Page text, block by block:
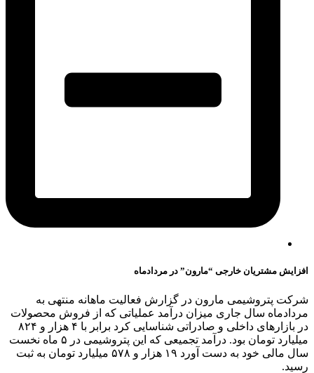
افزایش مشتریان خارجی “مارون” در مردادماه
شرکت پتروشیمی مارون در گزارش فعالیت ماهانه منتهی به
مردادماه سال جاری میزان درآمد عملیاتی که از فروش محصولات
در بازار‌های داخلی و صادراتی شناسایی کرد برابر با ۴ هزار و ۸۲۴
میلیارد تومان بود. درآمد تجمیعی که این پتروشیمی در ۵ ماه نخست
سال مالی خود به دست آورد ۱۹ هزار و ۵۷۸ میلیارد تومان به ثبت
رسید.